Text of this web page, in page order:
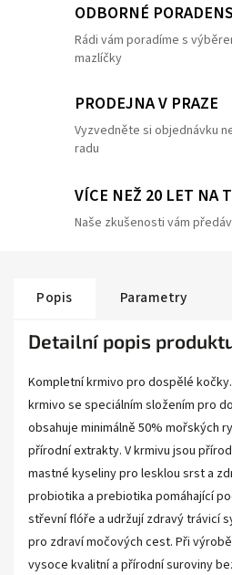
ODBORNÉ
Rádi vám poradíme s
mazlíčky
PRODEJNA V PRAZE
Vyzvedněte si objednávku
radu
VÍCE NEŽ 20 LET NA
Naše zkušenosti vám
Popis Parametry
Detailní popis
Kompletní krmivo pro dospělé
krmivo se speciálním složením pro
obsahuje minimálně 50% mořských
přírodní extrakty. V krmivu jsou
mastné kyseliny pro lesklou srst a
probiotika a prebiotika pomáhající
střevní flóře a udržují zdravý trávicí
pro zdraví močových cest. Při
vysoce kvalitní a přírodní suroviny